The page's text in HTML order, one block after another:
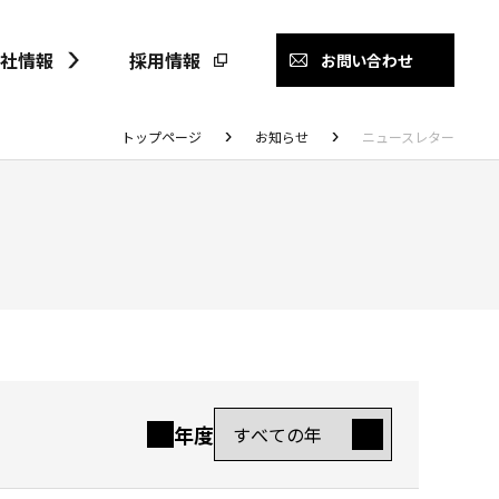
トップページ お知らせ ニュースレター
情報 採用情報 お問い合わせ
年度